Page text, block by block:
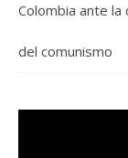
Colombia ante
del comunismo